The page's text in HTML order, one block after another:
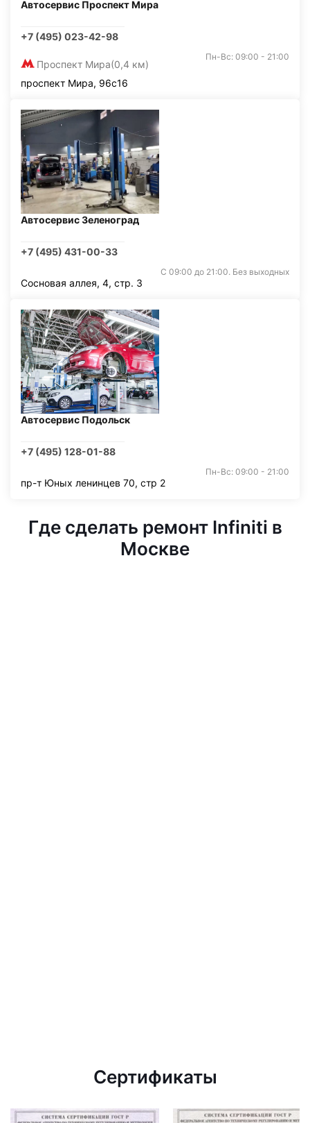
Автосервис Проспект Мира
+7 (495) 023-42-98
Проспект Мира(0,4 км)
Пн-Вс: 09:00 - 21:00
проспект Мира, 96с16
Автосервис Зеленоград
+7 (495) 431-00-33
С 09:00 до 21:00. Без выходных
Сосновая аллея, 4, стр. 3
Автосервис Подольск
+7 (495) 128-01-88
Пн-Вс: 09:00 - 21:00
пр-т Юных ленинцев 70, стр 2
Где сделать ремонт Infiniti в
Москве
Сертификаты